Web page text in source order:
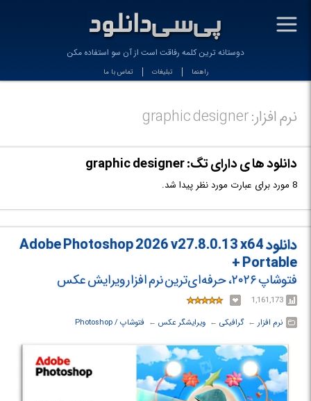
-
دوستانه ترین کلمه رفاقت است از آن سو استفاده مکن
راهنما تبلیغات تماس با ما
نرم افزار: graphic designer
دانلود ها ی دارای تگ: graphic designer
8 مورد برای عبارت مورد نظر پیدا شد.
دانلود Adobe Photoshop 2026 v27.8.0.13 x64
+ Portable
فتوشاپ ۲۰۲۶، حرفه‌ای‌ترین نرم افزار ویرایش عکس
1,161,173
نرم افزار ← ‏گرافیکی ← ‏ ویرایشگر عکس ← ‏ فتوشاپ / Photoshop